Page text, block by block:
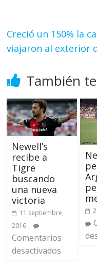
Creció un 150% la
viajaron al exterior
También
Newell’s
recibe a
Tigre
buscando
una nueva
victoria
11 septiembre,
2016
Comentarios
desactivados